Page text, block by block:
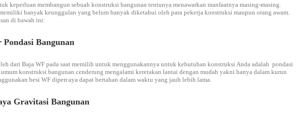
keperluan membangun sebuah konstruksi bangunan tentunya menawarkan manfaatnya masing-masing.
banyak keunggulan yang belum banyak diketahui oleh para pekerja konstruksi maupun orang awam.
di bawah ini:
Bangunan
dari Baja WF pada saat memilih untuk menggunakannya untuk kebutuhan konstruksi Anda adalah pondasi
konstruksi bangunan cenderung mengalami keretakan lantai dengan mudah yakni hanya dalam kurun
besi WF dipercaya dapat bertahan dalam waktu yang jauh lebih lama.
Gravitasi Bangunan